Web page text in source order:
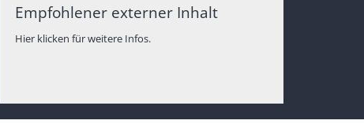
Empfohlener externer Inhalt
Hier klicken für weitere Infos.